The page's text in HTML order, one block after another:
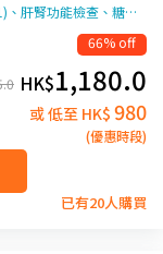
、肝腎功能檢查、糖…
66% off
HK$1,180.0
或 低至 HK$ 980
(優惠時段)
已有20人購買